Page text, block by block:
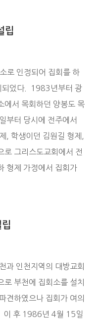
립
로 인정되어 집회를 하
되었다. 1983년부터 광
에서 목회하던 양봉도 목
부터 당시에 전주에서
, 학생이던 김원길 형제,
로 그리스도교회에서 전
형제 가정에서 집회가
과 인천지역의 대방교회
로 부천에 집회소를 설치
견하였으나 집회가 여의
이 후 1986년 4월 15일